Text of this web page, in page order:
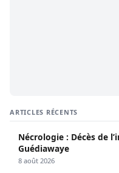
ARTICLES RÉCENTS
Nécrologie : Décès de
Guédiawaye
8 août 2026